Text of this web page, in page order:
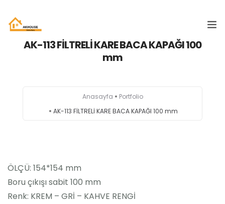
ÜRÜNLERIMIZ
AK-113 FİLTRELİ KARE BACA KAPAĞI 100
mm
Anasayfa
Portfolio
AK-113 FİLTRELİ KARE BACA KAPAĞI 100 mm
ÖLÇÜ: 154*154 mm
Boru çıkışı sabit 100 mm
Renk: KREM – GRİ – KAHVE RENGİ